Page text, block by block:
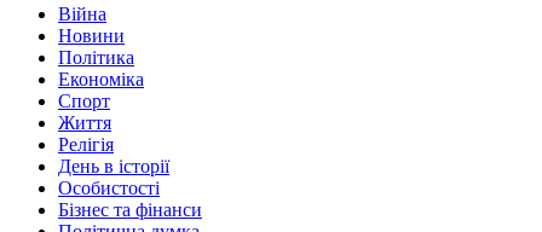
Війна
Новини
Політика
Економіка
Спорт
Життя
Релігія
День в історії
Особистості
Бізнес та фінанси